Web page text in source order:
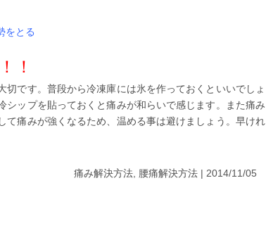
をとる
！
です。普段から冷凍庫には氷を作っておくといいでしょ
シップを貼っておくと痛みが和らいで感じます。また痛み
て痛みが強くなるため、温める事は避けましょう。早けれ
痛み解決方法 腰痛解決方法 | 2014/11/05